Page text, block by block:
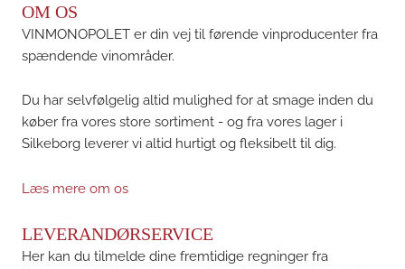
OM OS
VINMONOPOLET er din vej til førende vinproducenter fra
spændende vinområder.
Du har selvfølgelig altid mulighed for at smage inden du
køber fra vores store sortiment - og fra vores lager i
Silkeborg leverer vi altid hurtigt og fleksibelt til dig.
Læs mere om os
LEVERANDØRSERVICE
Her kan du tilmelde dine fremtidige regninger fra